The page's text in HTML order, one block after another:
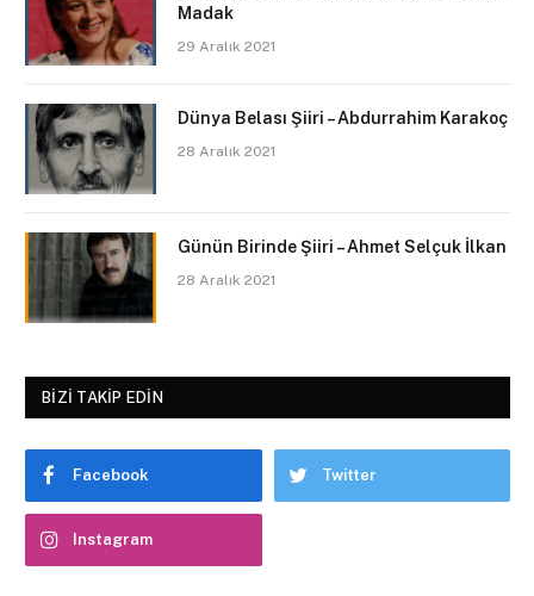
Madak
29 Aralık 2021
Dünya Belası Şiiri – Abdurrahim Karakoç
28 Aralık 2021
Günün Birinde Şiiri – Ahmet Selçuk İlkan
28 Aralık 2021
BIZI TAKIP EDIN
Facebook Twitter
Instagram